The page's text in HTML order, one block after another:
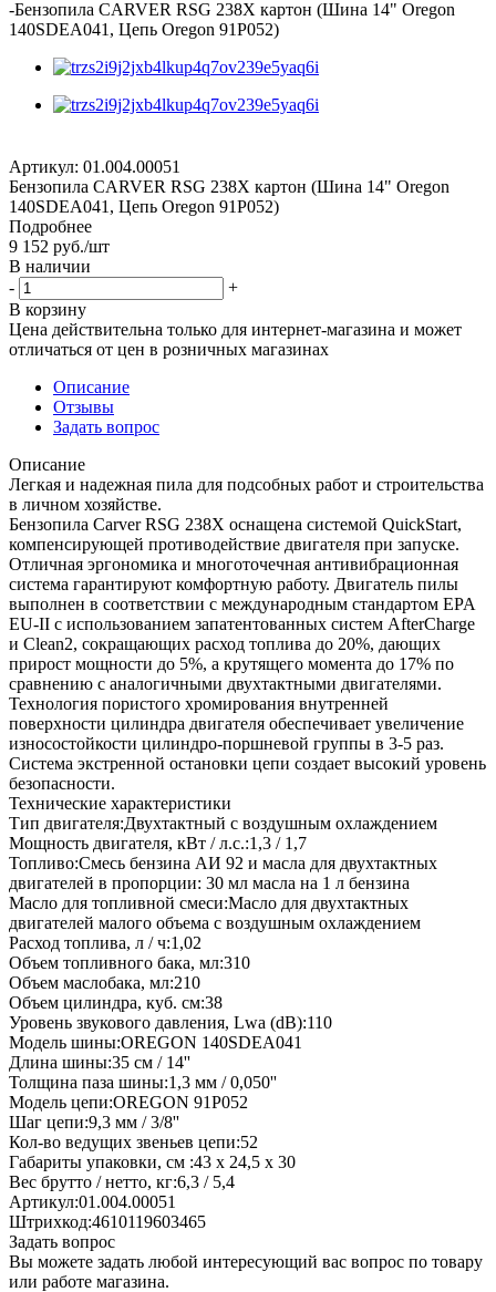
-Бензопила CARVER RSG 238Х картон (Шина 14" Oregon
140SDEA041, Цепь Oregon 91P052)
Артикул: 01.004.00051
Бензопила CARVER RSG 238Х картон (Шина 14" Oregon
140SDEA041, Цепь Oregon 91P052)
Подробнее
9 152 руб./шт
В наличии
-
+
В корзину
Цена действительна только для интернет-магазина и может
отличаться от цен в розничных магазинах
Описание
Отзывы
Задать вопрос
Описание
Легкая и надежная пила для подсобных работ и строительства
в личном хозяйстве.
Бензопила Carver RSG 238Х оснащена системой QuickStart,
компенсирующей противодействие двигателя при запуске.
Отличная эргономика и многоточечная антивибрационная
система гарантируют комфортную работу. Двигатель пилы
выполнен в соответствии с международным стандартом EPA
EU-II с использованием запатентованных систем AfterCharge
и Clean2, сокращающих расход топлива до 20%, дающих
прирост мощности до 5%, а крутящего момента до 17% по
сравнению с аналогичными двухтактными двигателями.
Технология пористого хромирования внутренней
поверхности цилиндра двигателя обеспечивает увеличение
износостойкости цилиндро-поршневой группы в 3-5 раз.
Система экстренной остановки цепи создает высокий уровень
безопасности.
Технические характеристики
Тип двигателя:Двухтактный с воздушным охлаждением
Мощность двигателя, кВт / л.с.:1,3 / 1,7
Топливо:Смесь бензина АИ 92 и масла для двухтактных
двигателей в пропорции: 30 мл масла на 1 л бензина
Масло для топливной смеси:Масло для двухтактных
двигателей малого объема с воздушным охлаждением
Расход топлива, л / ч:1,02
Объем топливного бака, мл:310
Объем маслобака, мл:210
Объем цилиндра, куб. см:38
Уровень звукового давления, Lwa (dB):110
Модель шины:OREGON 140SDEA041
Длина шины:35 см / 14''
Толщина паза шины:1,3 мм / 0,050''
Модель цепи:OREGON 91P052
Шаг цепи:9,3 мм / 3/8''
Кол-во ведущих звеньев цепи:52
Габариты упаковки, см :43 х 24,5 х 30
Вес брутто / нетто, кг:6,3 / 5,4
Артикул:01.004.00051
Штрихкод:4610119603465
Задать вопрос
Вы можете задать любой интересующий вас вопрос по товару
или работе магазина.